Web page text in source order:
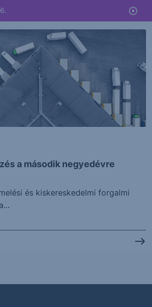
a második negyedévre
és kiskereskedelmi forgalmi